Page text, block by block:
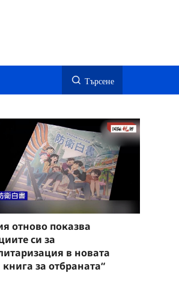
Търсене
отново показва
си за
в новата
книга за отбраната“